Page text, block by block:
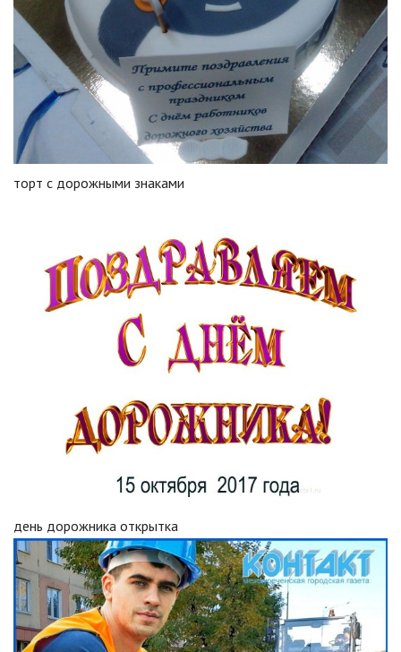
торт с дорожными знаками
день дорожника открытка